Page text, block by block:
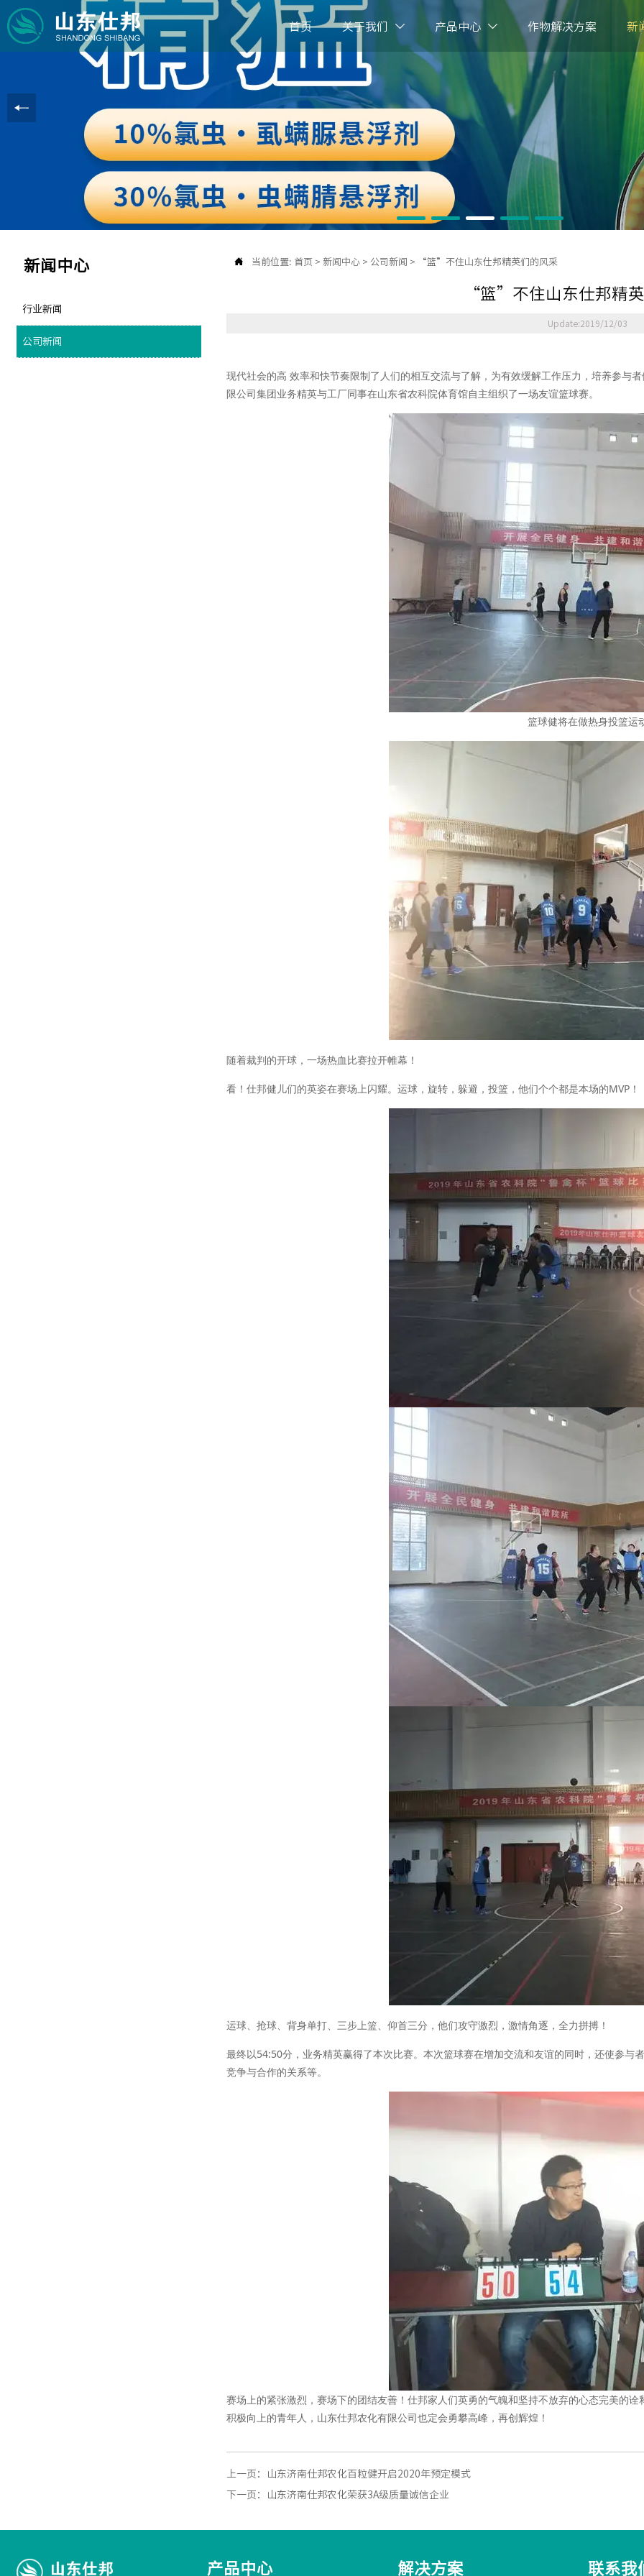
首页 关于我们  产品中心  作物解决方案 新
新闻中心
行业新闻
公司新闻
 当前位置: 首页> 新闻中心 > 公司新闻 > “篮”不住山东仕邦精英们的风采
“篮”不住山东仕邦精
Update:2019/12/03
现代社会的高 效率和快节奏限制了人们的相互交流与了解，为有效缓解工作压力，培养参与
限公司集团业务精英与工厂同事在山东省农科院体育馆自主组织了一场友谊篮球赛。
篮球健将在做热身投篮运
随着裁判的开球，一场热血比赛拉开帷幕！
看！仕邦健儿们的英姿在赛场上闪耀。运球，旋转，躲避，投篮，他们个个都是本场的MVP！
运球、抢球、背身单打、三步上篮、仰首三分，他们攻守激烈，激情角逐，全力拼搏！
最终以54:50分，业务精英赢得了本次比赛。本次篮球赛在增加交流和友谊的同时，还使参与
竞争与合作的关系等。
赛场上的紧张激烈，赛场下的团结友善！仕邦家人们英勇的气魄和坚持不放弃的心态完美的
积极向上的青年人，山东仕邦农化有限公司也定会勇攀高峰，再创辉煌！
上一页： 山东济南仕邦农化百粒健开启2020年预定模式
下一页： 山东济南仕邦农化荣获3A级质量诚信企业
产品中心 解决方案 联系我